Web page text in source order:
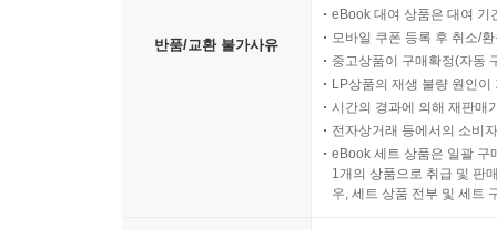
반품/교환 불가사유
eBook 대여 상품은 대여 기
모바일 쿠폰 등록 후 취소/
중고상품이 구매확정(자동
LP상품의 재생 불량 원인
시간의 경과에 의해 재판매
전자상거래 등에서의 소비
eBook 세트 상품은 일괄 구
1개의 상품으로 취급 및 판
우, 세트 상품 전부 및 세트